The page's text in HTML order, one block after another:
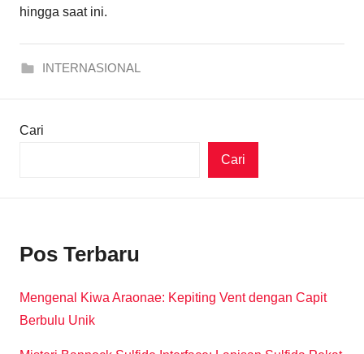
hingga saat ini.
INTERNASIONAL
Cari
Cari
Pos Terbaru
Mengenal Kiwa Araonae: Kepiting Vent dengan Capit
Berbulu Unik